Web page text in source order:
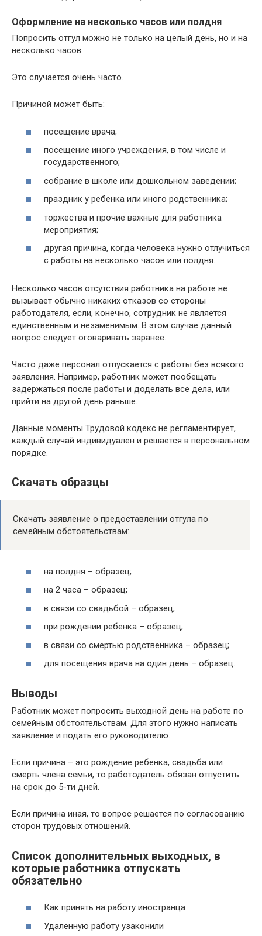
Оформление на несколько часов или полдня
Попросить отгул можно не только на целый день, но и на
несколько часов.
Это случается очень часто.
Причиной может быть:
посещение врача;
посещение иного учреждения, в том числе и
государственного;
собрание в школе или дошкольном заведении;
праздник у ребенка или иного родственника;
торжества и прочие важные для работника
мероприятия;
другая причина, когда человека нужно отлучиться
с работы на несколько часов или полдня.
Несколько часов отсутствия работника на работе не
вызывает обычно никаких отказов со стороны
работодателя, если, конечно, сотрудник не является
единственным и незаменимым. В этом случае данный
вопрос следует оговаривать заранее.
Часто даже персонал отпускается с работы без всякого
заявления. Например, работник может пообещать
задержаться после работы и доделать все дела, или
прийти на другой день раньше.
Данные моменты Трудовой кодекс не регламентирует,
каждый случай индивидуален и решается в персональном
порядке.
Скачать образцы
Скачать заявление о предоставлении отгула по
семейным обстоятельствам:
на полдня – образец;
на 2 часа – образец;
в связи со свадьбой – образец;
при рождении ребенка – образец;
в связи со смертью родственника – образец;
для посещения врача на один день – образец.
Выводы
Работник может попросить выходной день на работе по
семейным обстоятельствам. Для этого нужно написать
заявление и подать его руководителю.
Если причина – это рождение ребенка, свадьба или
смерть члена семьи, то работодатель обязан отпустить
на срок до 5-ти дней.
Если причина иная, то вопрос решается по согласованию
сторон трудовых отношений.
Список дополнительных выходных, в
которые работника отпускать
обязательно
Как принять на работу иностранца
Удаленную работу узаконили